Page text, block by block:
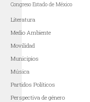
Congreso Estado de México
Literatura
Medio Ambiente
Movilidad
Municipios
Música
Partidos Políticos
Perspectiva de género